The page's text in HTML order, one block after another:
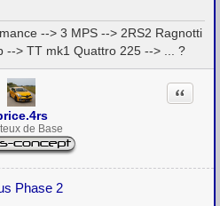
--> 3 MPS --> 2RS2 Ragnotti
--> TT mk1 Quattro 225 --> ... ?
de Base
Phase 2
Citation